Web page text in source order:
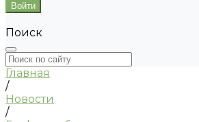
Поиск
Главная
/
Новости
/